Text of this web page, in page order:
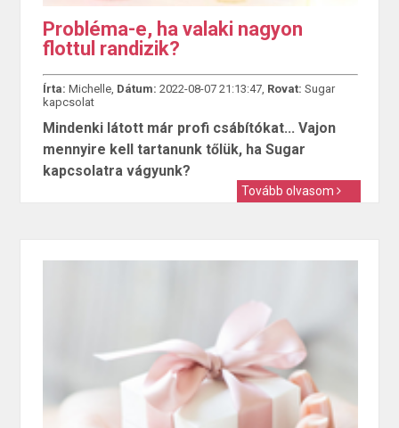
Probléma-e, ha valaki nagyon
flottul randizik?
Írta: Michelle, Dátum: 2022-08-07 21:13:47, Rovat: Sugar
kapcsolat
Mindenki látott már profi csábítókat... Vajon
mennyire kell tartanunk tőlük, ha Sugar
kapcsolatra vágyunk?
Tovább olvasom